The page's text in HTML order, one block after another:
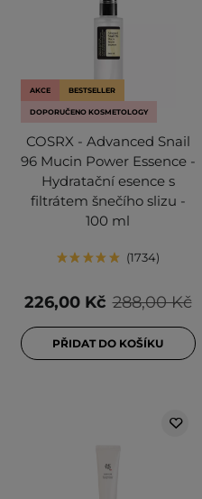
AKCE BESTSELLER
DOPORUČENO KOSMETOLOGY
COSRX - Advanced Snail
96 Mucin Power Essence -
Hydratační esence s
filtrátem šnečího slizu -
100 ml
1734
288,00 Kč
226,00 Kč
PŘIDAT DO KOŠÍKU